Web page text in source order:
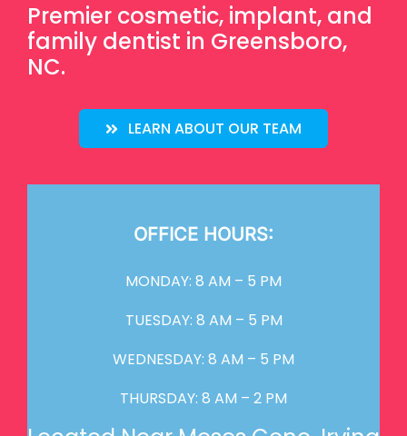
Premier cosmetic, implant, and
family dentist in Greensboro,
NC.
LEARN ABOUT OUR TEAM
OFFICE HOURS:
MONDAY: 8 AM – 5 PM
TUESDAY: 8 AM – 5 PM
WEDNESDAY: 8 AM – 5 PM
THURSDAY: 8 AM – 2 PM